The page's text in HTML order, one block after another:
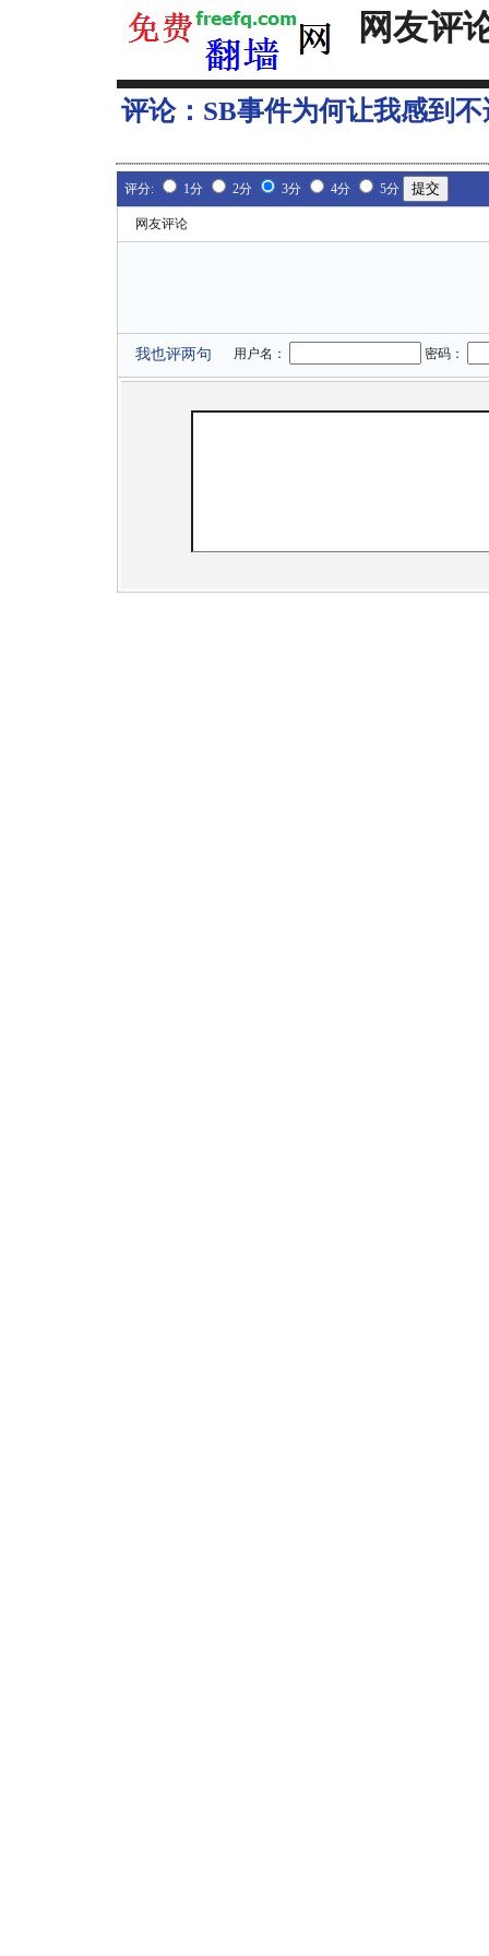
网友评
评论： SB事件为何让我感到
评分: 1分 2分 3分 4分 5分
网友评论
我也评两句 用户名： 密码：